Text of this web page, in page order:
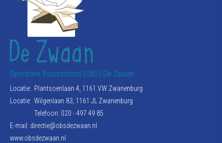
Openbare Basisschool (OBS) De Zwaan
Locatie: Plantsoenlaan 4, 1161 VW Zwanenburg
Locatie: Wilgenlaan 83, 1161 JL Zwanenburg
Telefoon: 020 - 497 49 85
E-mail: directie@obsdezwaan.nl
www.obsdezwaan.nl